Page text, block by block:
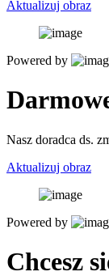
Aktualizuj obraz
Powered by
Nasz doradca ds.
Aktualizuj obraz
Powered by
Chcesz